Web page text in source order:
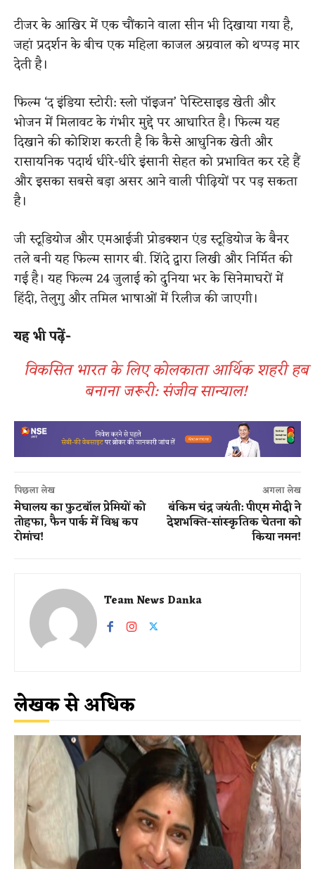
टीजर के आखिर में एक चौंकाने वाला सीन भी दिखाया गया है,
जहां प्रदर्शन के बीच एक महिला काजल अग्रवाल को थप्पड़ मार
देती है।
फिल्म ‘द इंडिया स्टोरी: स्लो पॉइजन’ पेस्टिसाइड खेती और
भोजन में मिलावट के गंभीर मुद्दे पर आधारित है। फिल्म यह
दिखाने की कोशिश करती है कि कैसे आधुनिक खेती और
रासायनिक पदार्थ धीरे-धीरे इंसानी सेहत को प्रभावित कर रहे हैं
और इसका सबसे बड़ा असर आने वाली पीढ़ियों पर पड़ सकता
है।
जी स्टूडियोज और एमआईजी प्रोडक्शन एंड स्टूडियोज के बैनर
तले बनी यह फिल्म सागर बी. शिंदे द्वारा लिखी और निर्मित की
गई है। यह फिल्म 24 जुलाई को दुनिया भर के सिनेमाघरों में
हिंदी, तेलुगु और तमिल भाषाओं में रिलीज की जाएगी।
यह भी पढ़ें-
विकसित भारत के लिए कोलकाता आर्थिक शहरी हब
बनाना जरूरी: संजीव सान्याल!
पिछला लेख
मेघालय का फुटबॉल प्रेमियों को
तोहफा, फैन पार्क में विश्व कप
रोमांच!
अगला लेख
बंकिम चंद्र जयंती: पीएम मोदी ने
देशभक्ति-सांस्कृतिक चेतना को
किया नमन!
Team News Danka
लेखक से अधिक